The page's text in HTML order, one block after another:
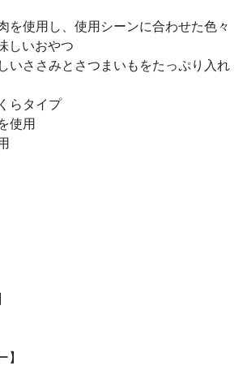
を使用し、使用シーンに合わせた色々
しいおやつ
いささみとさつまいもをたっぷり入れ
らタイプ
使用
】